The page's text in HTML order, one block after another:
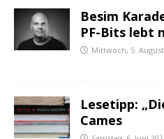
Besim
PF-Bits lebt
Mittwoch, 5.
Lesetipp:
Cames